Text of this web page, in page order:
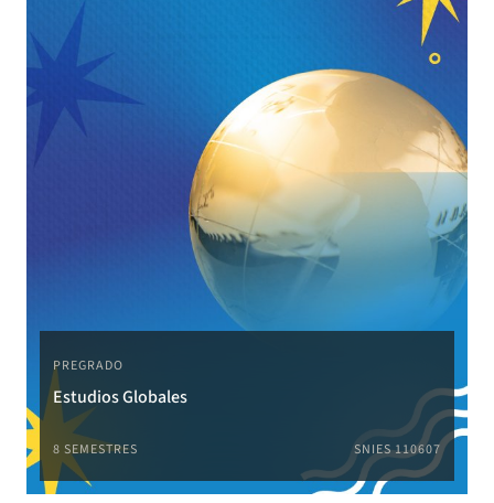
PREGRADO
Estudios Globales
8 SEMESTRES SNIES 110607